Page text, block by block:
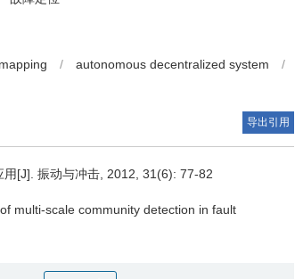
/ autonomous decentralized system
/
导出引用
[J]. 振动与冲击, 2012, 31(6): 77-82
multi-scale community detection in fault